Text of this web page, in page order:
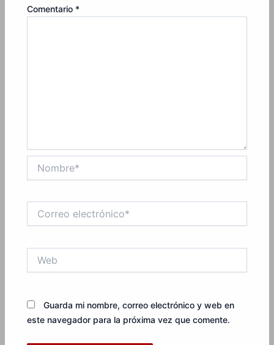
Comentario *
electrónico*
Guarda mi nombre, correo electrónico y web en
este navegador para la próxima vez que comente.